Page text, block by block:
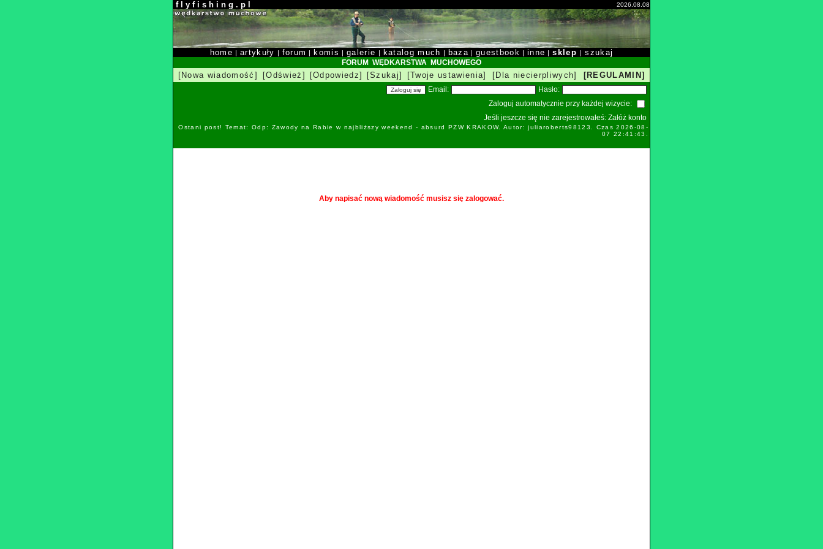
f l y f i s h i n g . p l 2026.08.08
home |artykuły | forum | komis |galerie | katalog much | baza | guestbook | inne |sklep |szukaj
FORUM WĘDKARSTWA MUCHOWEGO
[Nowa wiadomość] [Odśwież] [Odpowiedz] [Szukaj] [Twoje ustawienia] [Dla niecierpliwych] [REGULAMIN]
Email:
Hasło:
Zaloguj automatycznie przy każdej wizycie:
Jeśli jeszcze się nie zarejestrowałeś: Załóż konto
Ostani post! Temat: Odp: Zawody na Rabie w najbliższy weekend - absurd PZW KRAKOW. Autor: juliaroberts98123. Czas 2026-08-
07 22:41:43.
Aby napisać nową wiadomość musisz się zalogować.